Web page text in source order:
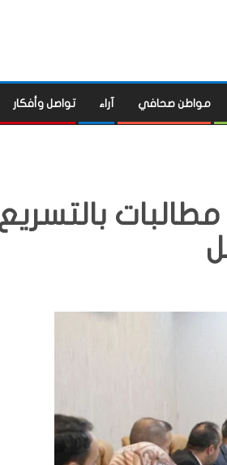
مواطن صحافي آراء تواصل وأفكار